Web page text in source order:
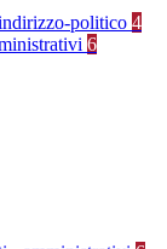
politico 4
6